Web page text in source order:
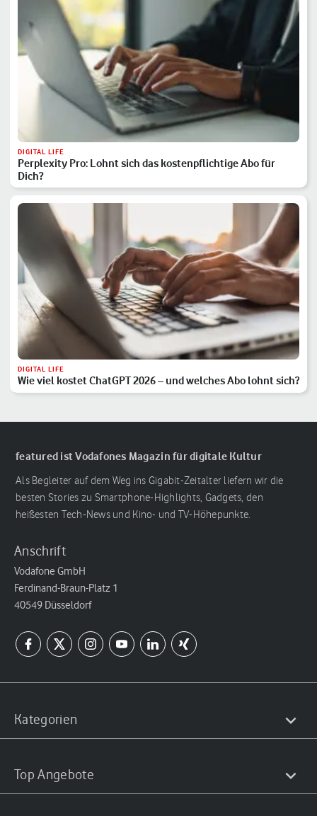
DIGITAL LIFE
Perplexity Pro: Lohnt sich das kostenpflichtige Abo für
Dich?
DIGITAL LIFE
Wie viel kostet ChatGPT 2026 – und welches Abo lohnt sich?
featured ist Vodafones Magazin für digitale Kultur
Als Begleiter auf dem Weg ins Gigabit-Zeitalter liefern wir die
besten Stories zu Smartphone-Highlights, Gadgets, den
heißesten Tech-News und Kino- und TV-Höhepunkte.
Anschrift
Vodafone GmbH
Ferdinand-Braun-Platz 1
40549 Düsseldorf
Kategorien
Top Angebote